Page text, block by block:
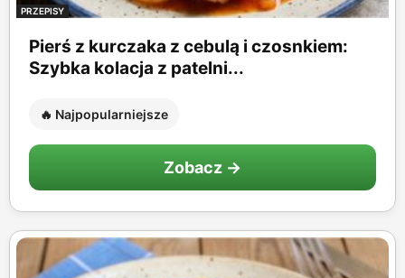
PRZEPISY
Pierś z kurczaka z cebulą i czosnkiem:
Szybka kolacja z patelni...
🔥 Najpopularniejsze
Zobacz →